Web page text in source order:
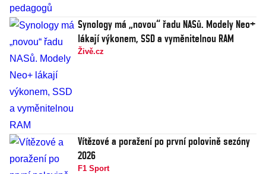
Synology má „novou“ řadu NASů. Modely Neo+
lákají výkonem, SSD a vyměnitelnou RAM
Živě.cz
Vítězové a poražení po první polovině sezóny
2026
F1 Sport